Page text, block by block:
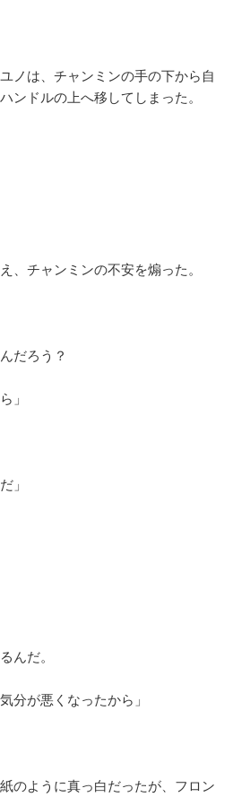
ノは、チャンミンの手の下から自
ンドルの上へ移してしまった。
、チャンミンの不安を煽った。
だろう？
」
」
んだ。
分が悪くなったから」
のように真っ白だったが、フロン